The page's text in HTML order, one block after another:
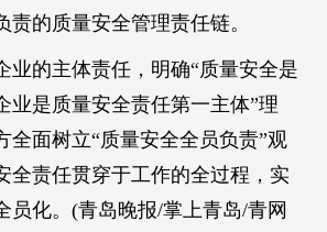
责的质量安全管理责任链。
业的主体责任，明确“质量安全是
业是质量安全责任第一主体”理
全面树立“质量安全全员负责”观
全责任贯穿于工作的全过程，实
员化。(青岛晚报/掌上青岛/青网